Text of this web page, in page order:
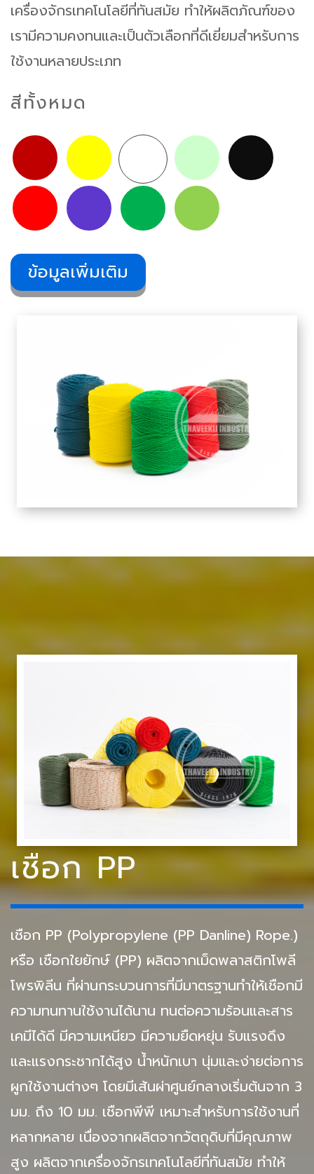
เครื่องจักรเทคโนโลยีที่ทันสมัย ทำให้ผลิตภัณฑ์ของ
เรามีความคงทนและเป็นตัวเลือกที่ดีเยี่ยมสำหรับการ
ใช้งานหลายประเภท
สีทั้งหมด
ข้อมูลเพิ่มเติม
เชือก PP
เชือก PP (Polypropylene (PP Danline) Rope.)
หรือ เชือกใยยักษ์ (PP) ผลิตจากเม็ดพลาสติกโพลี
โพรพิลีน ที่ผ่านกระบวนการที่มีมาตรฐานทำให้เชือกมี
ความทนทานใช้งานได้นาน ทนต่อความร้อนและสาร
เคมีได้ดี มีความเหนียว มีความยืดหยุ่น รับแรงดึง
และแรงกระชากได้สูง น้ำหนักเบา นุ่มและง่ายต่อการ
ผูกใช้งานต่างๆ โดยมีเส้นผ่าศูนย์กลางเริ่มต้นจาก 3
มม. ถึง 10 มม. เชือกพีพี เหมาะสำหรับการใช้งานที่
หลากหลาย เนื่องจากผลิตจากวัตถุดิบที่มีคุณภาพ
สูง ผลิตจากเครื่องจักรเทคโนโลยีที่ทันสมัย ทำให้